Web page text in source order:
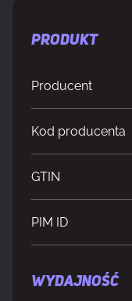
PRODUKT
Producent
Kod producenta
GTIN
PIM ID
WYDAJNOŚĆ